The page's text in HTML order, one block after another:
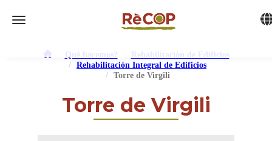
Toggle navigation
Què hacemos?
Rehabilitación de Edificios
Rehabilitación Integral de Edificios
Torre de Virgili
Torre de Virgili